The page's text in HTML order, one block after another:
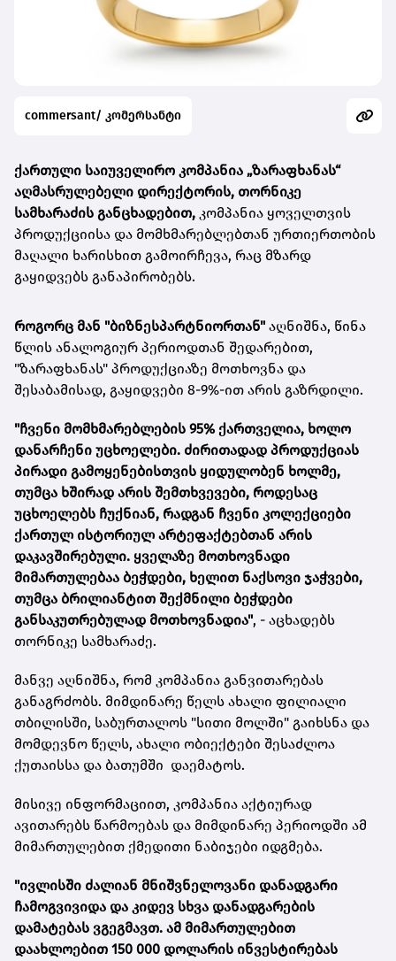
commersant/ კომერსანტი
ქართული საიუველირო კომპანია „ზარაფხანას“
აღმასრულებელი დირექტორის, თორნიკე
სამხარაძის განცხადებით, კომპანია ყოველთვის
პროდუქციისა და მომხმარებლებთან ურთიერთობის
მაღალი ხარისხით გამოირჩევა, რაც მზარდ
გაყიდვებს განაპირობებს.
როგორც მან "ბიზნესპარტნიორთან" აღნიშნა, წინა
წლის ანალოგიურ პერიოდთან შედარებით,
"ზარაფხანას" პროდუქციაზე მოთხოვნა და
შესაბამისად, გაყიდვები 8-9%-ით არის გაზრდილი.
"ჩვენი მომხმარებლების 95% ქართველია, ხოლო
დანარჩენი უცხოელები. ძირითადად პროდუქციას
პირადი გამოყენებისთვის ყიდულობენ ხოლმე,
თუმცა ხშირად არის შემთხვევები, როდესაც
უცხოელებს ჩუქნიან, რადგან ჩვენი კოლექციები
ქართულ ისტორიულ არტეფაქტებთან არის
დაკავშირებული. ყველაზე მოთხოვნადი
მიმართულებაა ბეჭდები, ხელით ნაქსოვი ჯაჭვები,
თუმცა ბრილიანტით შექმნილი ბეჭდები
განსაკუთრებულად მოთხოვნადია", - აცხადებს
თორნიკე სამხარაძე.
მანვე აღნიშნა, რომ კომპანია განვითარებას
განაგრძობს. მიმდინარე წელს ახალი ფილიალი
თბილისში, საბურთალოს "სითი მოლში" გაიხსნა და
მომდევნო წელს, ახალი ობიექტები შესაძლოა
ქუთაისსა და ბათუმში დაემატოს.
მისივე ინფორმაციით, კომპანია აქტიურად
ავითარებს წარმოებას და მიმდინარე პერიოდში ამ
მიმართულებით ქმედითი ნაბიჯები იდგმება.
"ივლისში ძალიან მნიშვნელოვანი დანადგარი
ჩამოგვივიდა და კიდევ სხვა დანადგარების
დამატებას ვგეგმავთ. ამ მიმართულებით
დაახლოებით 150 000 დოლარის ინვესტირებას